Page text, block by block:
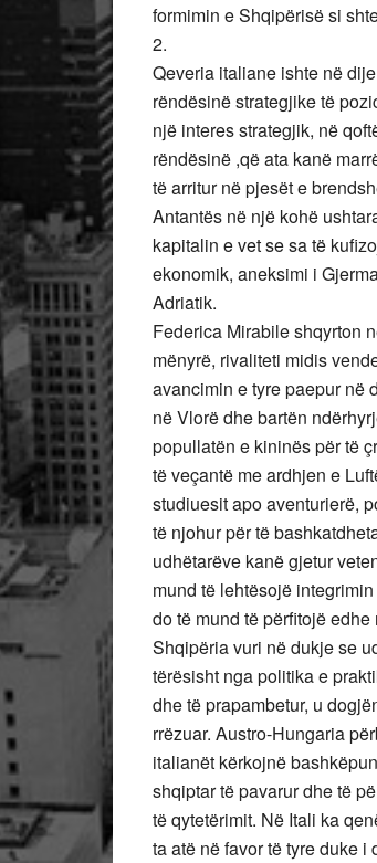
formimin e Shqipërisë si
2.
Qeveria italiane ishte në
rëndësinë strategjike të
një interes strategjik, në
rëndësinë ,që ata kanë
të arritur në pjesët e
Antantës në një kohë
kapitalin e vet se sa të
ekonomik, aneksimi i
Adriatik.
Federica Mirabile shqyrton
mënyrë, rivaliteti midis
avancimin e tyre paepur në
në Vlorë dhe bartën
popullatën e kininës për të
të veçantë me ardhjen e
studiuesit apo aventurierë,
të njohur për të
udhëtarëve kanë gjetur
mund të lehtësojë
do të mund të përfitojë
Shqipëria vuri në dukje se
tërësisht nga politika e
dhe të prapambetur, u
rrëzuar. Austro-Hungaria
italianët kërkojnë
shqiptar të pavarur dhe të
të qytetërimit. Në Itali ka
ta atë në favor të tyre duke i